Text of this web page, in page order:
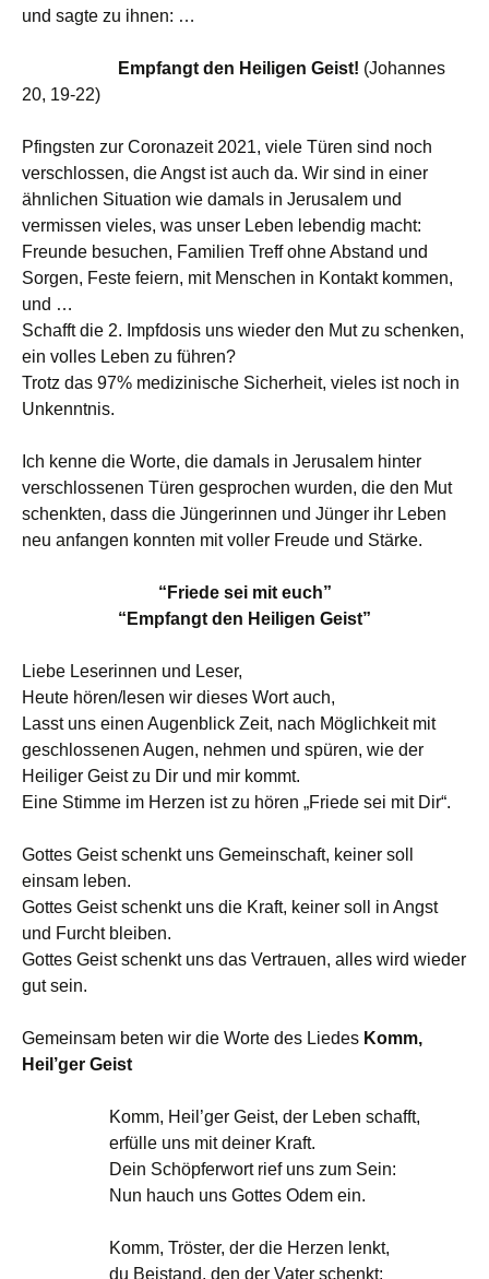
und sagte zu ihnen: …
Empfangt den Heiligen Geist! (Johannes
20, 19-22)
Pfingsten zur Coronazeit 2021, viele Türen sind noch
verschlossen, die Angst ist auch da. Wir sind in einer
ähnlichen Situation wie damals in Jerusalem und
vermissen vieles, was unser Leben lebendig macht:
Freunde besuchen, Familien Treff ohne Abstand und
Sorgen, Feste feiern, mit Menschen in Kontakt kommen,
und …
Schafft die 2. Impfdosis uns wieder den Mut zu schenken,
ein volles Leben zu führen?
Trotz das 97% medizinische Sicherheit, vieles ist noch in
Unkenntnis.
Ich kenne die Worte, die damals in Jerusalem hinter
verschlossenen Türen gesprochen wurden, die den Mut
schenkten, dass die Jüngerinnen und Jünger ihr Leben
neu anfangen konnten mit voller Freude und Stärke.
“Friede sei mit euch”
“Empfangt den Heiligen Geist”
Liebe Leserinnen und Leser,
Heute hören/lesen wir dieses Wort auch,
Lasst uns einen Augenblick Zeit, nach Möglichkeit mit
geschlossenen Augen, nehmen und spüren, wie der
Heiliger Geist zu Dir und mir kommt.
Eine Stimme im Herzen ist zu hören „Friede sei mit Dir“.
Gottes Geist schenkt uns Gemeinschaft, keiner soll
einsam leben.
Gottes Geist schenkt uns die Kraft, keiner soll in Angst
und Furcht bleiben.
Gottes Geist schenkt uns das Vertrauen, alles wird wieder
gut sein.
Gemeinsam beten wir die Worte des Liedes Komm,
Heil’ger Geist
Komm, Heil’ger Geist, der Leben schafft,
erfülle uns mit deiner Kraft.
Dein Schöpferwort rief uns zum Sein:
Nun hauch uns Gottes Odem ein.
Komm, Tröster, der die Herzen lenkt,
du Beistand, den der Vater schenkt;